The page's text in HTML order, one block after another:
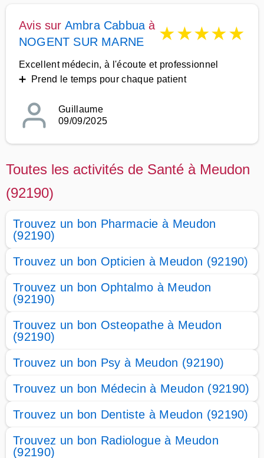
Avis sur Ambra Cabbua à
NOGENT SUR MARNE
★★★★★
Excellent médecin, à l'écoute et professionnel
➕ Prend le temps pour chaque patient
Guillaume
09/09/2025
Toutes les activités de Santé à Meudon
(92190)
Trouvez un bon Pharmacie à Meudon
(92190)
Trouvez un bon Opticien à Meudon (92190)
Trouvez un bon Ophtalmo à Meudon
(92190)
Trouvez un bon Osteopathe à Meudon
(92190)
Trouvez un bon Psy à Meudon (92190)
Trouvez un bon Médecin à Meudon (92190)
Trouvez un bon Dentiste à Meudon (92190)
Trouvez un bon Radiologue à Meudon
(92190)